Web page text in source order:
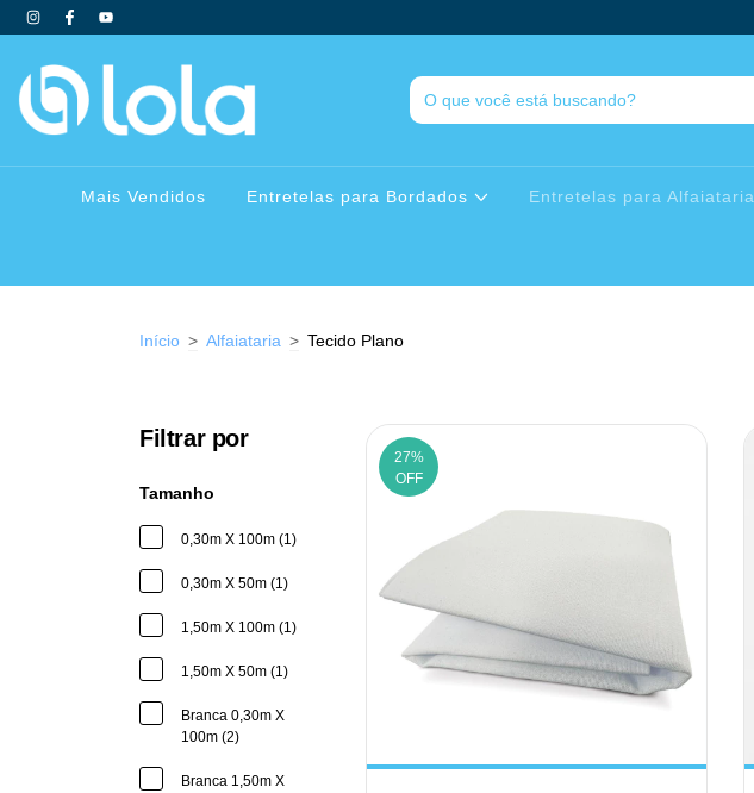
Mais Vendidos Entretelas para Bordados Entretelas para Alfaiataria
Início > Alfaiataria > Tecido Plano
Filtrar por
Tamanho
0,30m X 100m (1)
0,30m X 50m (1)
1,50m X 100m (1)
1,50m X 50m (1)
Branca 0,30m X
100m (2)
Branca 1,50m X
27%
OFF